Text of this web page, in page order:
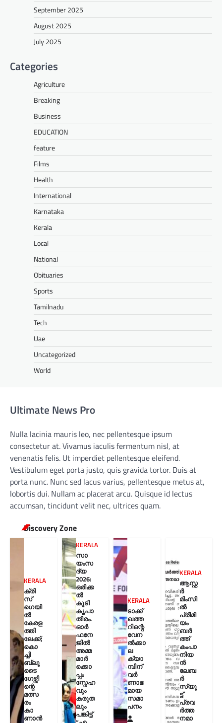
September 2025
August 2025
July 2025
Categories
Agriculture
Breaking
Business
EDUCATION
feature
Films
Health
International
Karnataka
Kerala
Local
National
Obituaries
Sports
Tamilnadu
Tech
Uae
Uncategorized
World
Ultimate News Pro
Nulla lacinia mauris leo, nec pellentesque ipsum
consectetur at. Vivamus iaculis fermentum nisl, at
venenatis felis. Ut imperdiet pellentesque eleifend.
Vestibulum eget porta justo, quis gravida tortor. Duis at
porta nunc. Nunc sed lacus varius, pellentesque metus at,
lobortis dui. Nullam ac placerat arcu. Quisque id lectus
accumsan, tincidunt velit nec, ultrices quam.
Discovery Zone
KERALA
ക്രി
സ്
ഗെയി
ൽ
കേരള
ത്തി
ലേക്ക്;
കൊ
ച്ചി
ബ്ലൂ
ടൈ
ഗേഴ്സി
ന്റെ
മത്സ
രം
കാ
ണാൻ
KERALA
സാ
യംസ
ദ്യ
2026:
ഒരിക്ക
ൽ
കൂടി
കൃപാ
തീരം.
ഓർ
ഫനേ
ജിൽ
അമ്മ
മാർ
ക്കൊ
പ്പം
സ്നേഹ
വും
കരുത
ലും
പങ്കിട്ട്
KERALA
ടാക്ക്
ഖത്ത
റിന്റെ
വേന
ൽക്കാ
ല
ക്യാ
മ്പിന്
വർ
ണാഭ
മായ
സമാ
പനം
KERALA
ആസ്റ്റ
ർ
മിംസി
ൽ
പ്രീമി
യം
ബർ
ത്ത്
കംപാ
നിയ
ൻ
ലേബ
ർ
സ്യൂ
ട്ട്
പ്രവ
ർത്ത
നമാ